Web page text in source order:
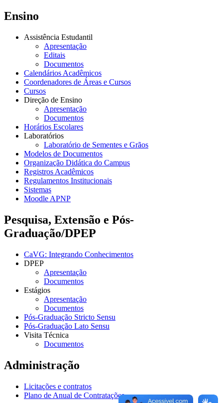
Ensino
Assistência Estudantil
Apresentação
Editais
Documentos
Calendários Acadêmicos
Coordenadores de Áreas e Cursos
Cursos
Direção de Ensino
Apresentação
Documentos
Horários Escolares
Laboratórios
Laboratório de Sementes e Grãos
Modelos de Documentos
Organização Didática do Campus
Registros Acadêmicos
Regulamentos Institucionais
Sistemas
Moodle APNP
Pesquisa, Extensão e Pós-
Graduação/DPEP
CaVG: Integrando Conhecimentos
DPEP
Apresentação
Documentos
Estágios
Apresentação
Documentos
Pós-Graduação Stricto Sensu
Pós-Graduação Lato Sensu
Visita Técnica
Documentos
Administração
Licitações e contratos
Plano de Anual de Contratações